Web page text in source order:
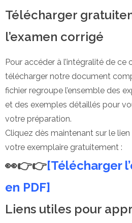
Télécharger
l’examen corrigé
Pour accéder à l’intégralité de
télécharger notre document
fichier regroupe l’ensemble des
et des exemples détaillés pour
votre préparation.
Cliquez dès maintenant sur le
votre exemplaire gratuitement :
👀👉👉[Télécharger
en PDF]
Liens utiles pour